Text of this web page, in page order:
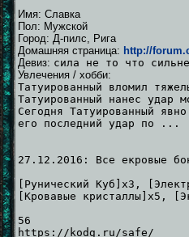
Имя: Славка
Пол: Мужской
Город: Д-пилс, Рига
Домашняя страница: http://
Девиз: сила не то что
Увлечения / хобби:
Татуированный вломил
Татуированный нанес удар
Сегодня Татуированный
его последний удар по ...
27.12.2016: Все екровые
[Рунический Куб]x3,
[Кровавые кристаллы]x5,
56
https://kodg.ru/safe/